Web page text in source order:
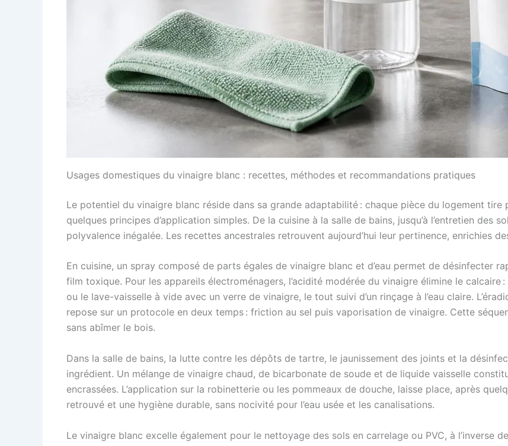
Usages domestiques du vinaigre blanc : recettes, méthodes et recommandations pratiques
Le potentiel du vinaigre blanc réside dans sa grande adaptabilité : chaque pièce du logement
quelques principes d’application simples. De la cuisine à la salle de bains, jusqu’à l’entretien des
polyvalence inégalée. Les recettes ancestrales retrouvent aujourd’hui leur pertinence, enrichies
En cuisine, un spray composé de parts égales de vinaigre blanc et d’eau permet de désinfecter
film toxique. Pour les appareils électroménagers, l’acidité modérée du vinaigre élimine le calcaire
ou le lave-vaisselle à vide avec un verre de vinaigre, le tout suivi d’un rinçage à l’eau claire.
repose sur un protocole en deux temps : friction au sel puis vaporisation de vinaigre. Cette
sans abîmer le bois.
Dans la salle de bains, la lutte contre les dépôts de tartre, le jaunissement des joints et la
ingrédient. Un mélange de vinaigre chaud, de bicarbonate de soude et de liquide vaisselle
encrassées. L’application sur la robinetterie ou les pommeaux de douche, laisse place, après
retrouvé et une hygiène durable, sans nocivité pour l’eau usée et les canalisations.
Le vinaigre blanc excelle également pour le nettoyage des sols en carrelage ou PVC, à l’inverse